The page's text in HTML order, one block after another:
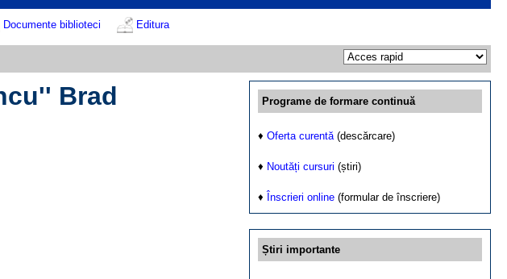
Documente biblioteci Editura
Programe de formare continuă
♦ Oferta curentă(descărcare)
♦ Noutăți cursuri (știri)
♦ Înscrieri online (formular de înscriere)
Știri importante
Brad